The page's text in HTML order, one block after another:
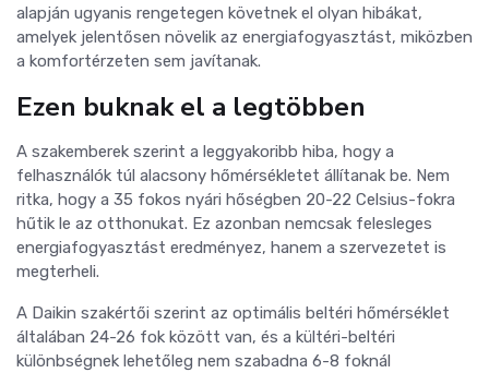
alapján ugyanis rengetegen követnek el olyan hibákat,
amelyek jelentősen növelik az energiafogyasztást, miközben
a komfortérzeten sem javítanak.
Ezen buknak el a legtöbben
A szakemberek szerint a leggyakoribb hiba, hogy a
felhasználók túl alacsony hőmérsékletet állítanak be. Nem
ritka, hogy a 35 fokos nyári hőségben 20-22 Celsius-fokra
hűtik le az otthonukat. Ez azonban nemcsak felesleges
energiafogyasztást eredményez, hanem a szervezetet is
megterheli.
A Daikin szakértői szerint az optimális beltéri hőmérséklet
általában 24-26 fok között van, és a kültéri-beltéri
különbségnek lehetőleg nem szabadna 6-8 foknál